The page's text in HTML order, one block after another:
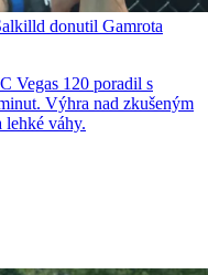
donutil Gamrota
Vegas 120 poradil s
Výhra nad zkušeným
lehké váhy.